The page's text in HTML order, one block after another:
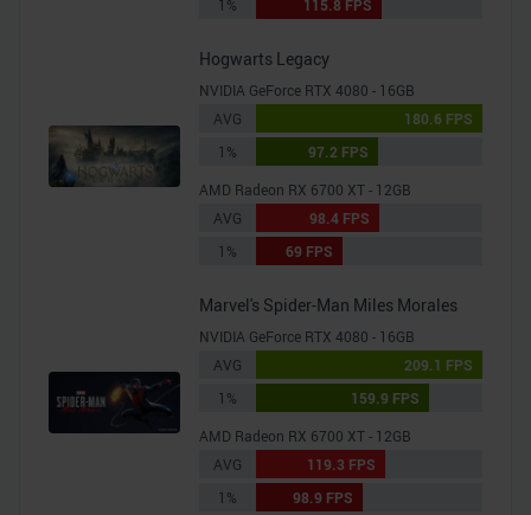
1%
115.8 FPS
Hogwarts Legacy
NVIDIA GeForce RTX 4080 - 16GB
AVG
180.6 FPS
1%
97.2 FPS
AMD Radeon RX 6700 XT - 12GB
AVG
98.4 FPS
1%
69 FPS
Marvel's Spider-Man Miles Morales
NVIDIA GeForce RTX 4080 - 16GB
AVG
209.1 FPS
1%
159.9 FPS
AMD Radeon RX 6700 XT - 12GB
AVG
119.3 FPS
1%
98.9 FPS